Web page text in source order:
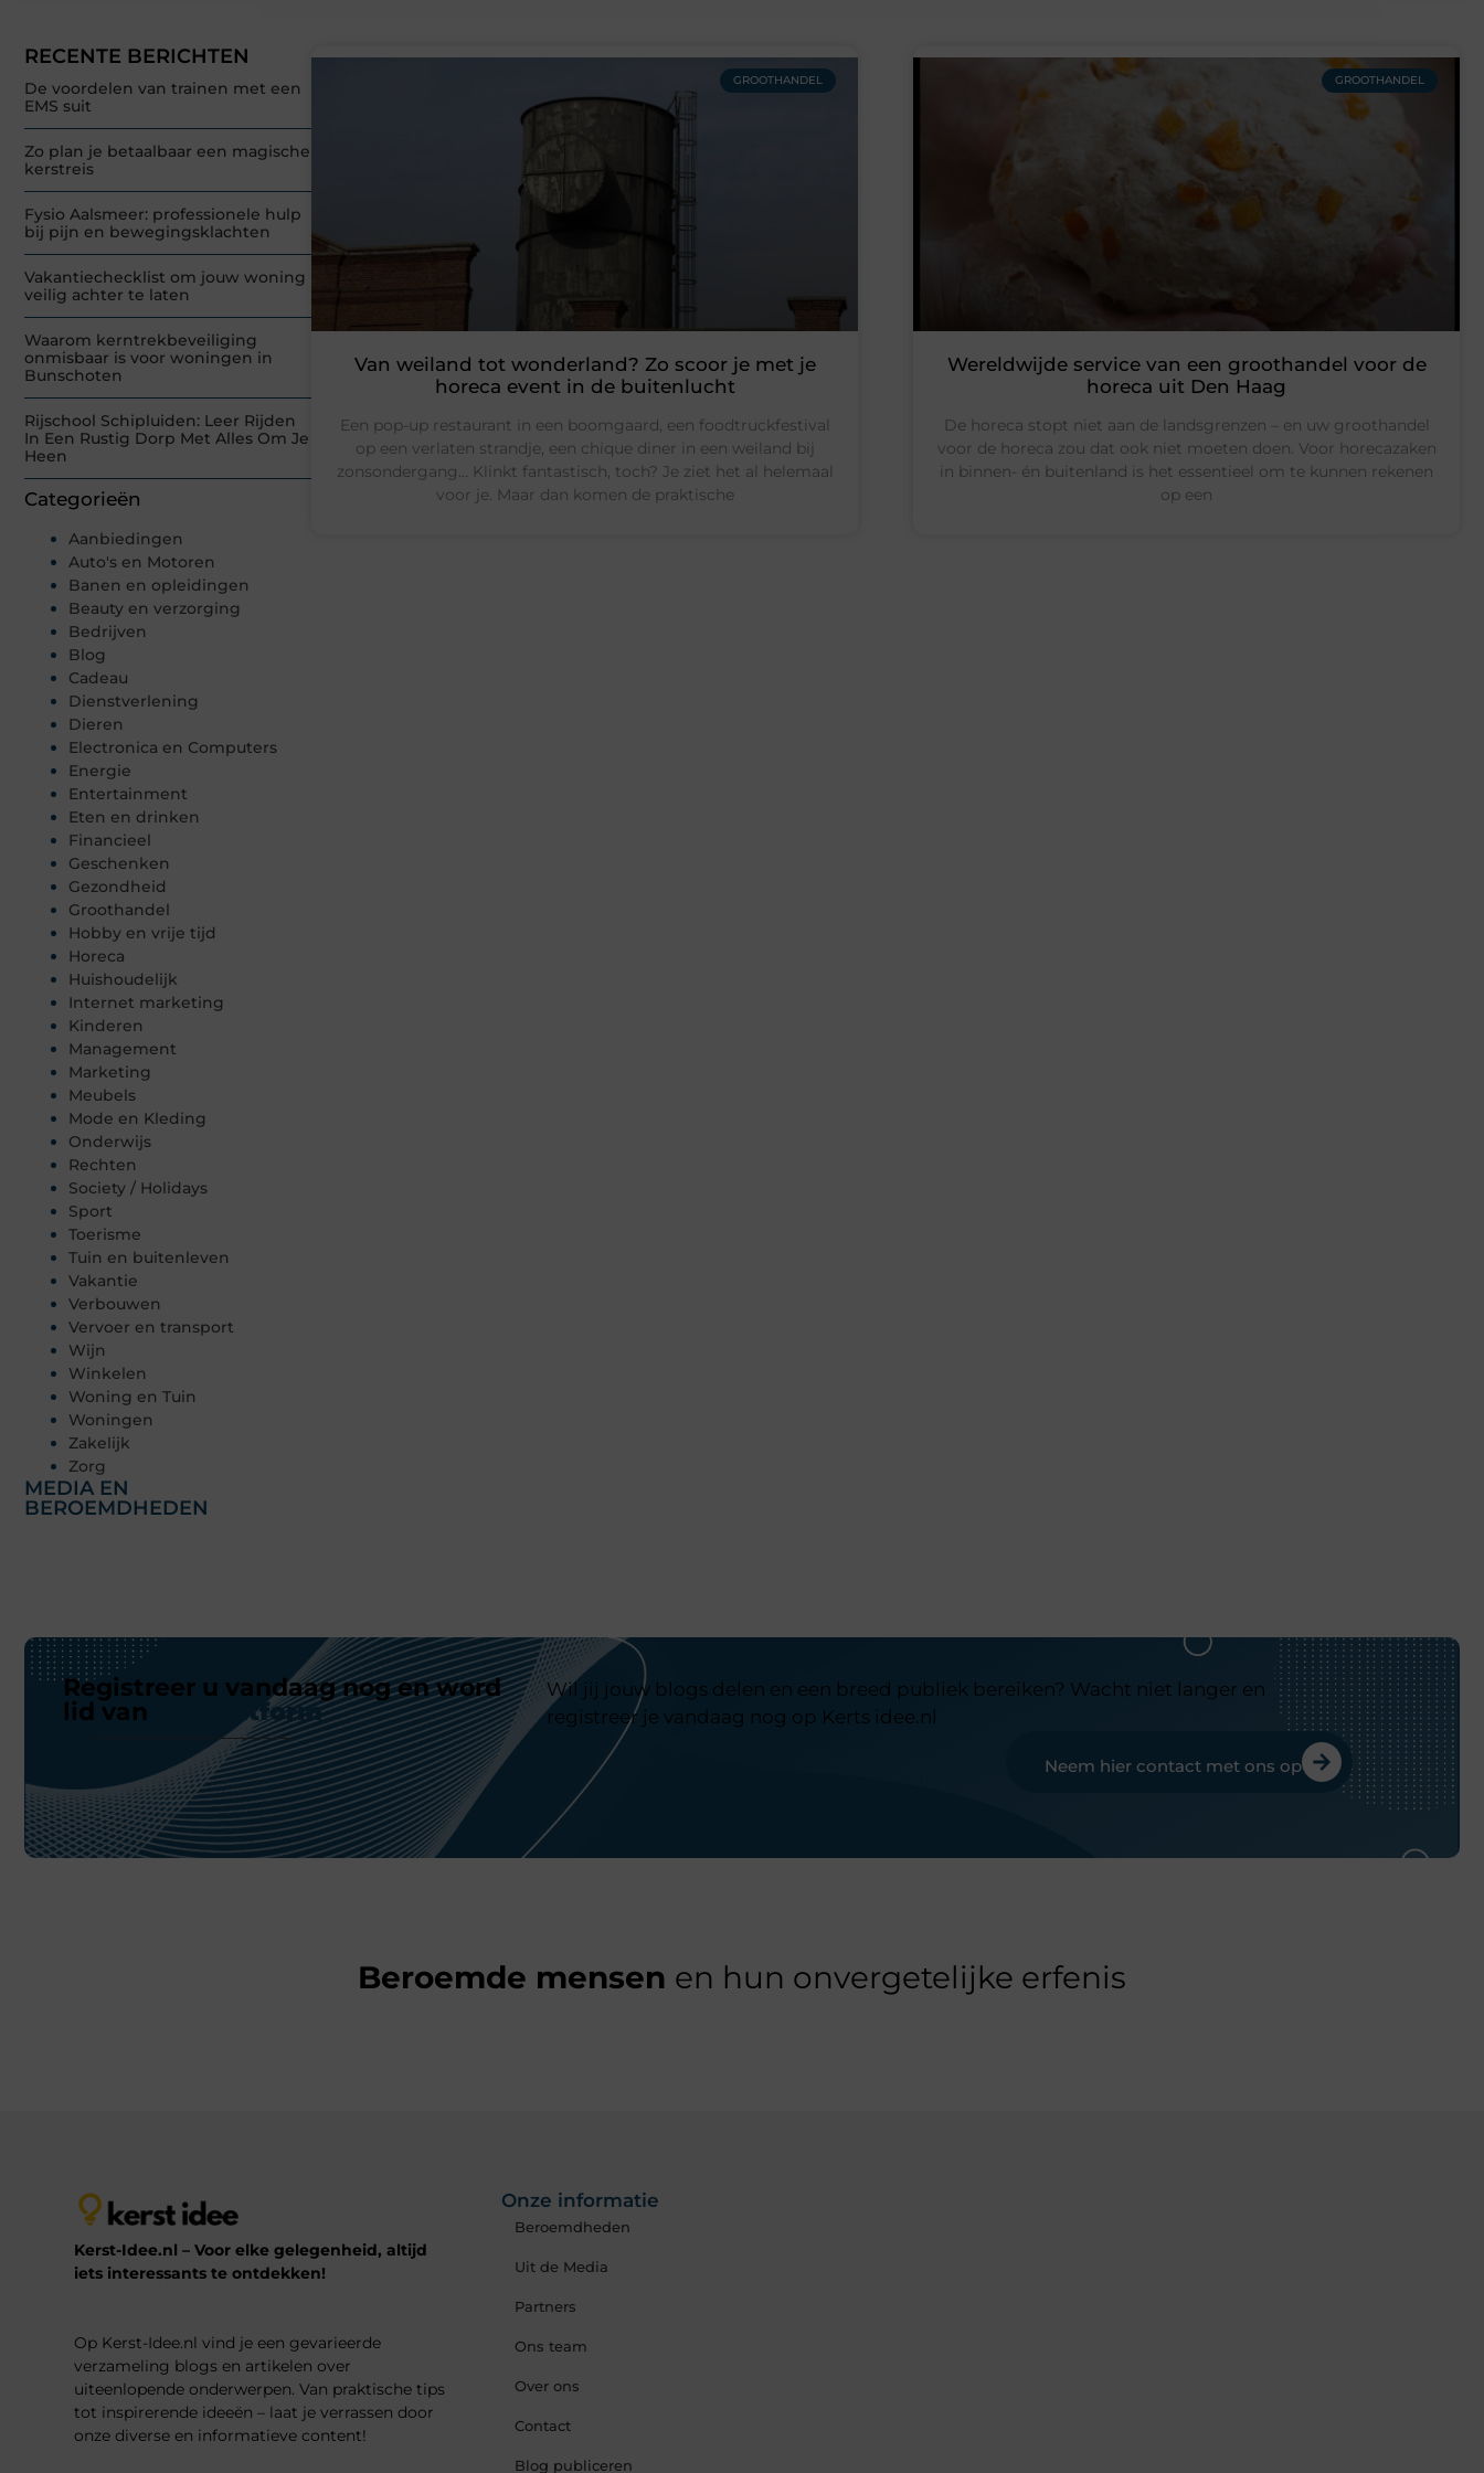
RECENTE BERICHTEN
De voordelen van trainen met een
EMS suit
Zo plan je betaalbaar een magische
kerstreis
Fysio Aalsmeer: professionele hulp
bij pijn en bewegingsklachten
Vakantiechecklist om jouw woning
veilig achter te laten
Waarom kerntrekbeveiliging
onmisbaar is voor woningen in
Bunschoten
Rijschool Schipluiden: Leer Rijden
In Een Rustig Dorp Met Alles Om Je
Heen
Categorieën
Aanbiedingen
Auto's en Motoren
Banen en opleidingen
Beauty en verzorging
Bedrijven
Blog
Cadeau
Dienstverlening
Dieren
Electronica en Computers
Energie
Entertainment
Eten en drinken
Financieel
Geschenken
Gezondheid
Groothandel
Hobby en vrije tijd
Horeca
Huishoudelijk
Internet marketing
Kinderen
Management
Marketing
Meubels
Mode en Kleding
Onderwijs
Rechten
Society / Holidays
Sport
Toerisme
Tuin en buitenleven
Vakantie
Verbouwen
Vervoer en transport
Wijn
Winkelen
Woning en Tuin
Woningen
Zakelijk
Zorg
MEDIA EN
BEROEMDHEDEN
GROOTHANDEL
Van weiland tot wonderland? Zo scoor je met je
horeca event in de buitenlucht
Een pop-up restaurant in een boomgaard, een foodtruckfestival
op een verlaten strandje, een chique diner in een weiland bij
zonsondergang… Klinkt fantastisch, toch? Je ziet het al helemaal
voor je. Maar dan komen de praktische
GROOTHANDEL
Wereldwijde service van een groothandel voor de
horeca uit Den Haag
De horeca stopt niet aan de landsgrenzen – en uw groothandel
voor de horeca zou dat ook niet moeten doen. Voor horecazaken
in binnen- én buitenland is het essentieel om te kunnen rekenen
op een
Registreer u vandaag nog en word
lid van
ons platform
Wil jij jouw blogs delen en een breed publiek bereiken? Wacht niet langer en
registreer je vandaag nog op Kerts idee.nl
Neem hier contact met ons op
Beroemde mensen en hun onvergetelijke erfenis
Kerst-Idee.nl – Voor elke gelegenheid, altijd
iets interessants te ontdekken!
Op Kerst-Idee.nl vind je een gevarieerde
verzameling blogs en artikelen over
uiteenlopende onderwerpen. Van praktische tips
tot inspirerende ideeën – laat je verrassen door
onze diverse en informatieve content!
Onze informatie
Beroemdheden
Uit de Media
Partners
Ons team
Over ons
Contact
Blog publiceren